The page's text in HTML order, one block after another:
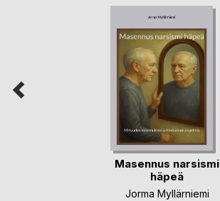
Masennus narsismi
häpeä
Jorma Myllärniemi